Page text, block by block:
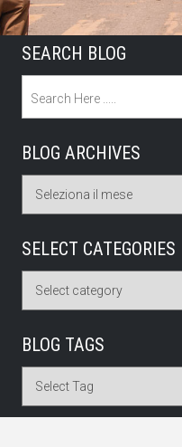
SEARCH BLOG
BLOG ARCHIVES
SELECT CATEGORIES
BLOG TAGS